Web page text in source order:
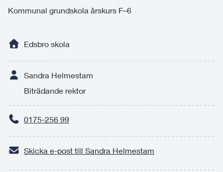
Kommunal grundskola årskurs F–6
Edsbro skola
Sandra Helmestam
Biträdande rektor
0175-256 99
Skicka e-post till Sandra Helmestam